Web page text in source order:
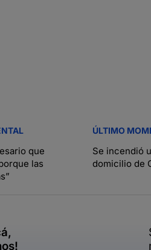
que
las
ÚLTIMO
Se incendió
domicilio de